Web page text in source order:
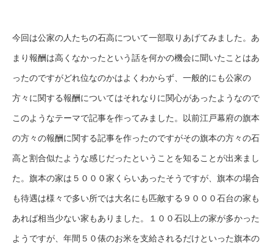
今回は公家の人たちの石高について一部取りあげてみました。あ
まり報酬は高くなかったという話を何かの機会に聞いたことはあ
ったのですがどれ位なのかはよくわからず、一般的にも公家の
方々に関する報酬についてはそれなりに関心があったようなので
このようなテーマで記事を作ってみました。以前江戸幕府の旗本
の方々の報酬に関する記事を作ったのですがその旗本の方々の石
高と割合似たような感じだったということを知ることが出来まし
た。旗本の家は５０００家くらいあったそうですが、旗本の場合
も待遇は様々で多い所では大名にも匹敵する９０００石台の家も
あれば相当少ない家もありました。１００石以上の家が多かった
ようですが、年間５０俵のお米を支給されるだけといった旗本の